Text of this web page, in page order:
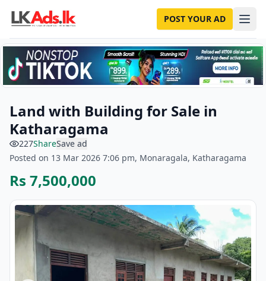
POST YOUR AD
Land with Building for Sale in
Katharagama
227ShareSave ad
Posted on 13 Mar 2026 7:06 pm, Monaragala, Katharagama
Rs 7,500,000